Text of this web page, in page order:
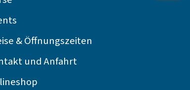
& Öffnungszeiten
und Anfahrt